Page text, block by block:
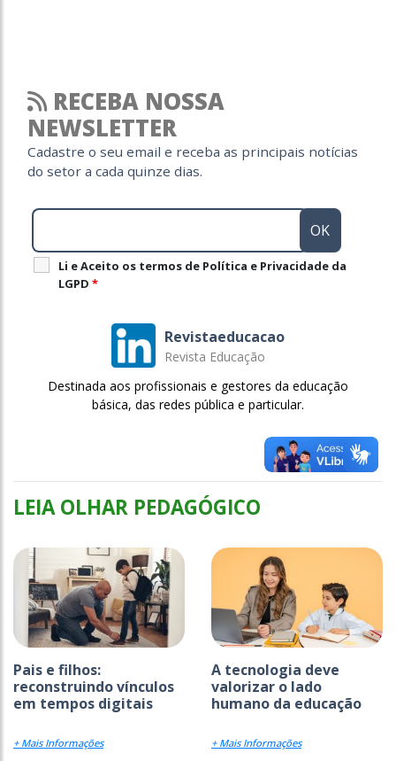
RECEBA NOSSA
NEWSLETTER
Cadastre o seu email e receba as principais notícias
do setor a cada quinze dias.
Li e Aceito os termos de Política e Privacidade da
LGPD *
Revistaeducacao
Revista Educação
Destinada aos profissionais e gestores da educação
básica, das redes pública e particular.
LEIA OLHAR PEDAGÓGICO
Pais e filhos:
reconstruindo vínculos
em tempos digitais
+ Mais Informações
A tecnologia deve
valorizar o lado
humano da educação
+ Mais Informações